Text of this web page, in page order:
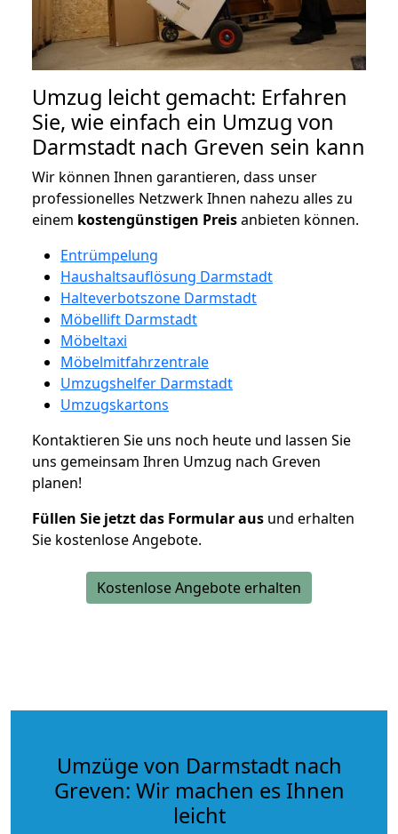
Umzug leicht gemacht: Erfahren
Sie, wie einfach ein Umzug von
Darmstadt nach Greven sein kann
Wir können Ihnen garantieren, dass unser
professionelles Netzwerk Ihnen nahezu alles zu
einem kostengünstigen Preisanbieten können.
Entrümpelung
Haushaltsauflösung Darmstadt
Halteverbotszone Darmstadt
Möbellift Darmstadt
Möbeltaxi
Möbelmitfahrzentrale
Umzugshelfer Darmstadt
Umzugskartons
Kontaktieren Sie uns noch heute und lassen Sie
uns gemeinsam Ihren Umzug nach Greven
planen!
Füllen Sie jetzt das Formular aus und erhalten
Sie kostenlose Angebote.
Kostenlose Angebote erhalten
Umzüge von Darmstadt nach
Greven: Wir machen es Ihnen
leicht